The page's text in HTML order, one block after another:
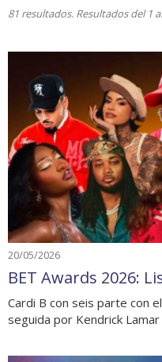
81 resultados. Resultados del 1
20/05/2026
BET Awards 2026:
Cardi B con seis parte con
seguida por Kendrick